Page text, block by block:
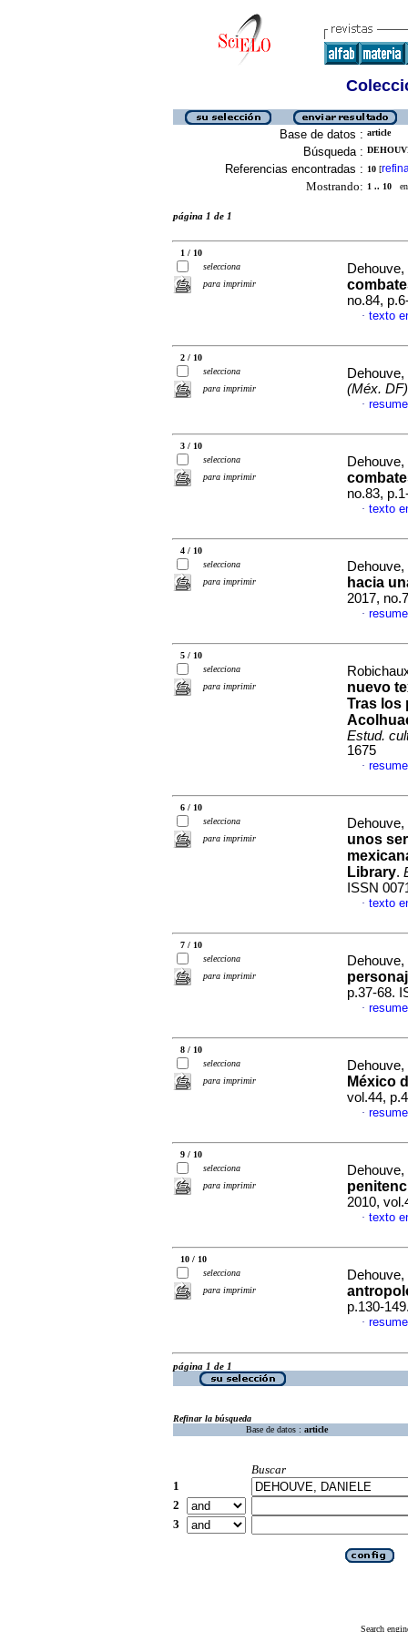
Base de datos : article
Búsqueda :
Referencias encontradas : 10 [
Mostrando: 1 .. 10 en
página 1 de 1
1 / 10
selecciona
para imprimir
no.84,
· texto
2 / 10
selecciona
para imprimir
(Méx. DF)
·
3 / 10
selecciona
para imprimir
no.83,
· texto
4 / 10
selecciona
para imprimir
hacia
2017,
·
5 / 10
selecciona
para imprimir
nuevo
Tras los
Estud.
1675
·
6 / 10
selecciona
para imprimir
unos
Library.
ISSN
· texto
7 / 10
selecciona
para imprimir
p.37-68.
·
8 / 10
selecciona
para imprimir
México
vol.44,
·
9 / 10
selecciona
para imprimir
2010,
· texto
10 / 10
selecciona
para imprimir
p.130-
·
página 1 de 1
Refinar la búsqueda
Base de datos : article
Buscar
1
2
3
Search